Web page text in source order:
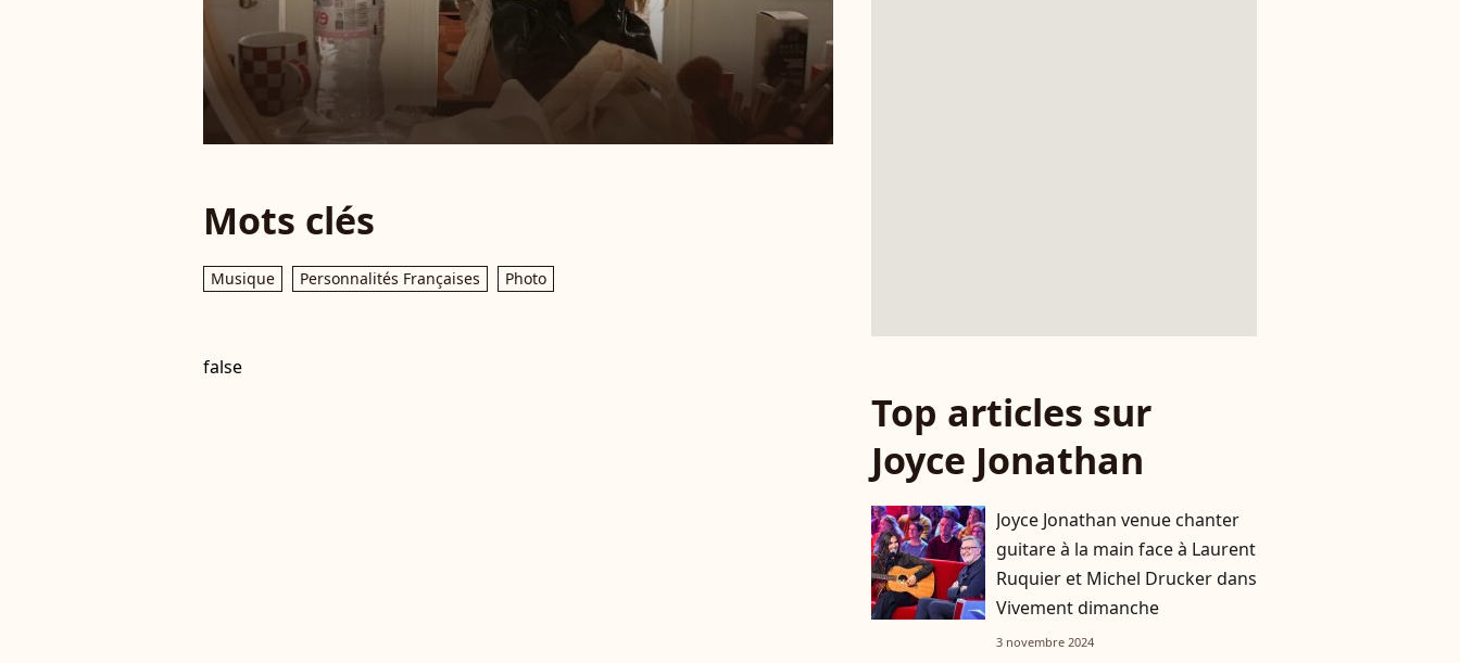
Mots clés
Musique Personnalités Françaises Photo
false
Top articles sur
Joyce Jonathan
Joyce Jonathan venue chanter
guitare à la main face à Laurent
Ruquier et Michel Drucker dans
Vivement dimanche
3 novembre 2024